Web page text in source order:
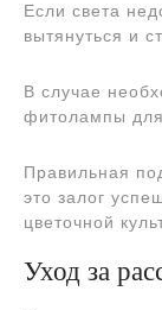
Если света
вытянуться и
В случае
фитолампы
Правильная
это залог
цветочной
Уход за